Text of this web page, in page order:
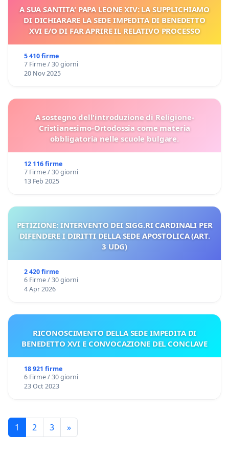
A SUA SANTITA' PAPA LEONE XIV: LA SUPPLICHIAMO
DI DICHIARARE LA SEDE IMPEDITA DI BENEDETTO
XVI E/O DI FAR APRIRE IL RELATIVO PROCESSO
5 410 firme
7 Firme / 30 giorni
20 Nov 2025
A sostegno dell'introduzione di Religione-
Cristianesimo-Ortodossia come materia
obbligatoria nelle scuole bulgare.
12 116 firme
7 Firme / 30 giorni
13 Feb 2025
PETIZIONE: INTERVENTO DEI SIGG.RI CARDINALI PER
DIFENDERE I DIRITTI DELLA SEDE APOSTOLICA (ART.
3 UDG)
2 420 firme
6 Firme / 30 giorni
4 Apr 2026
RICONOSCIMENTO DELLA SEDE IMPEDITA DI
BENEDETTO XVI E CONVOCAZIONE DEL CONCLAVE
18 921 firme
6 Firme / 30 giorni
23 Oct 2023
1 2 3 »